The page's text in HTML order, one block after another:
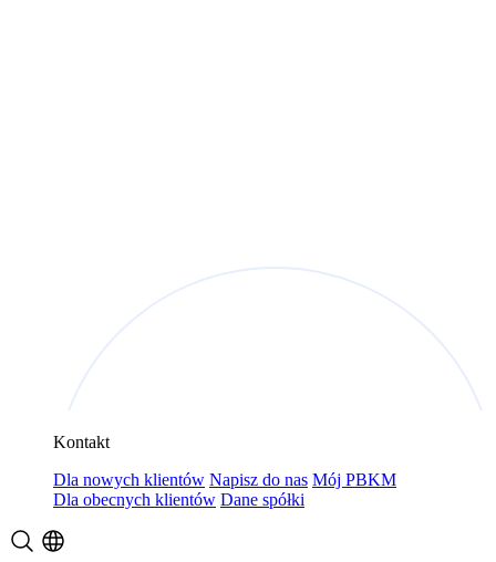
Kontakt
Dla nowych klientów Napisz do nas Mój PBKM
Dla obecnych klientów Dane spółki